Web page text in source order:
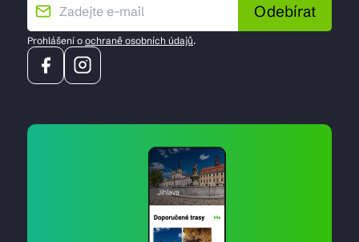
Odebírat
Prohlášení o ochraně osobních údajů.